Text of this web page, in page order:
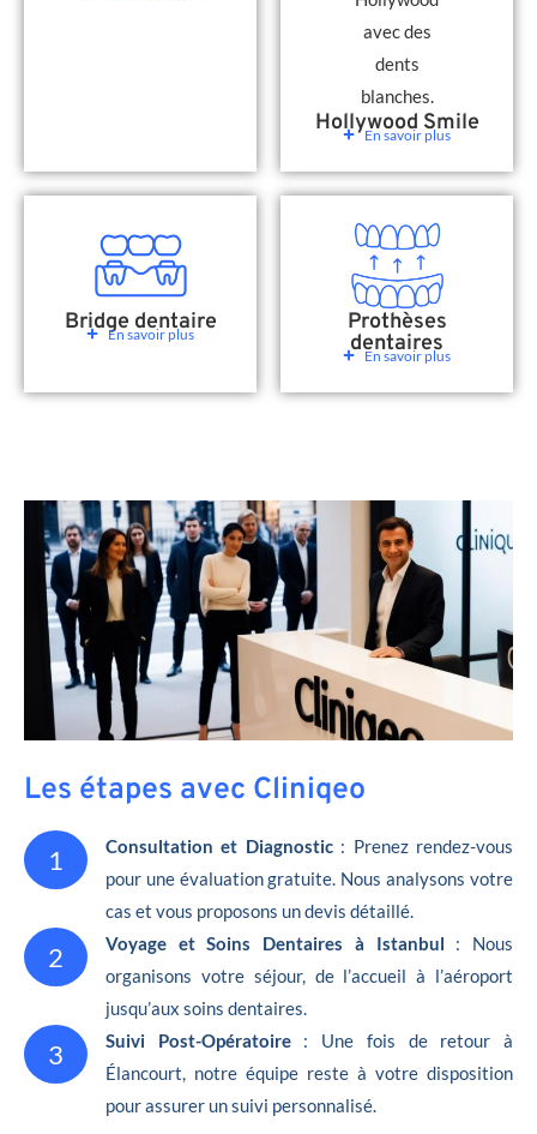
Hollywood Smile
En savoir plus
Bridge dentaire
En savoir plus Prothèses
dentaires
En savoir plus
Les étapes avec Cliniqeo
1 Consultation et Diagnostic: Prenez rendez-vous
pour une évaluation gratuite. Nous analysons votre
cas et vous proposons un devis détaillé.
2 Voyage et Soins Dentaires à Istanbul : Nous
organisons votre séjour, de l’accueil à l’aéroport
jusqu’aux soins dentaires.
3 Suivi Post-Opératoire : Une fois de retour à
Élancourt, notre équipe reste à votre disposition
pour assurer un suivi personnalisé.